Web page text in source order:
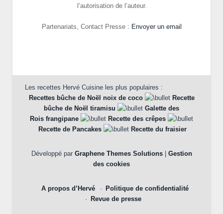
l’autorisation de l’auteur.
Partenariats, Contact Presse : Envoyer un email
Les recettes Hervé Cuisine les plus populaires :
Recettes bûche de Noël noix de coco
Recette
bûche de Noël tiramisu
Galette des
Rois frangipane
Recette des crêpes
Recette de Pancakes
Recette du fraisier
Développé par Graphene Themes Solutions| Gestion
des cookies
A propos d’Hervé
Politique de confidentialité
Revue de presse